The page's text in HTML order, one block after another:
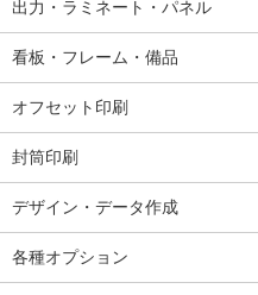
出力・ラミネート・パネル
看板・フレーム・備品
オフセット印刷
封筒印刷
デザイン・データ作成
各種オプション